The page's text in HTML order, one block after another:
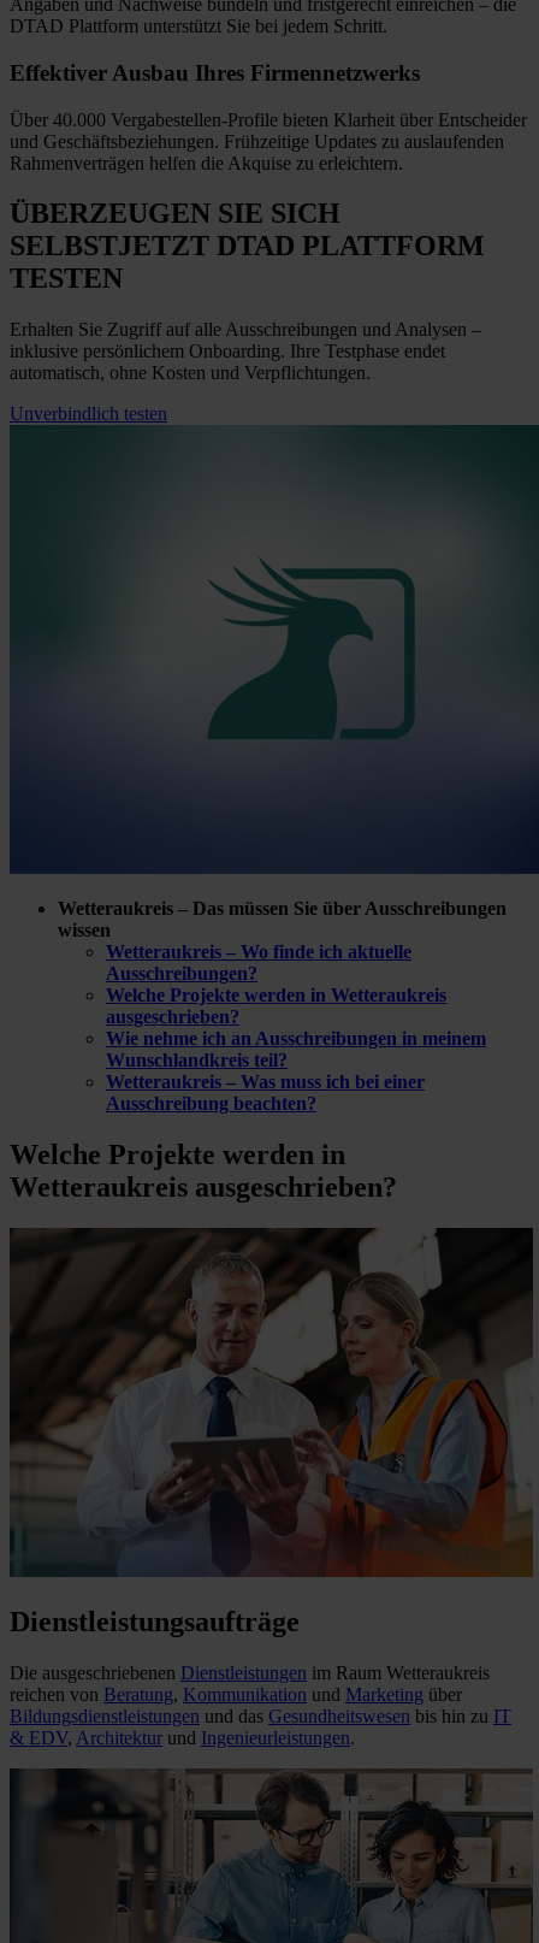
Angaben und Nachweise bündeln und fristgerecht einreichen – die
DTAD Plattform unterstützt Sie bei jedem Schritt.
Effektiver Ausbau Ihres Firmennetzwerks
Über 40.000 Vergabestellen-Profile bieten Klarheit über Entscheider
und Geschäftsbeziehungen. Frühzeitige Updates zu auslaufenden
Rahmenverträgen helfen die Akquise zu erleichtern.
ÜBERZEUGEN SIE SICH
SELBSTJETZT DTAD PLATTFORM
TESTEN
Erhalten Sie Zugriff auf alle Ausschreibungen und Analysen –
inklusive persönlichem Onboarding. Ihre Testphase endet
automatisch, ohne Kosten und Verpflichtungen.
Unverbindlich testen
Wetteraukreis – Das müssen Sie über Ausschreibungen
wissen
Wetteraukreis – Wo finde ich aktuelle
Ausschreibungen?
Welche Projekte werden in Wetteraukreis
ausgeschrieben?
Wie nehme ich an Ausschreibungen in meinem
Wunschlandkreis teil?
Wetteraukreis – Was muss ich bei einer
Ausschreibung beachten?
Welche Projekte werden in
Wetteraukreis ausgeschrieben?
Dienstleistungsaufträge
Die ausgeschriebenen Dienstleistungen im Raum Wetteraukreis
reichen von Beratung, Kommunikation und Marketing über
Bildungsdienstleistungen und das Gesundheitswesen bis hin zu IT
& EDV, Architektur und Ingenieurleistungen.